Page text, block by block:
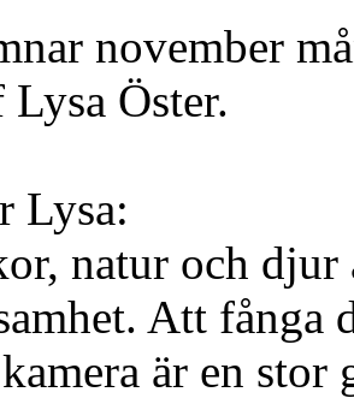
november
Öster.
Lysa:
natur och djur
Att fånga
är en stor